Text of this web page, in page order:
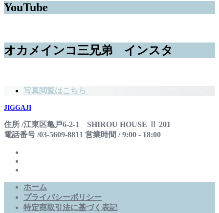
YouTube
オカメインコ三兄弟 インスタ
写真閲覧はこちら
JIGGAJI
住所 /江東区亀戸6-2-1 SHIROU HOUSE Ⅱ 201
電話番号 /03-5609-8811 営業時間 / 9:00 - 18:00
ホーム
プライバシーポリシー
特定商取引法に基づく表記